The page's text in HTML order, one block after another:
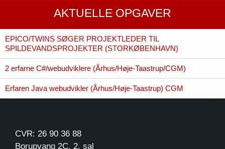
AKTUELLE OPGAVER
EPICO/TWINS SØGER PROJEKTLEDER TIL
SPILDEVANDSPROJEKTER (STORKØBENHAVN)
2 erfarne C#/webudviklere (Århus/Høje-Taastrup/CGM)
Erfaren Java webudvikler (Århus/Høje-Taastrup) CGM
CVR: 26 90 36 88
Borupvang 2C, 2. sal